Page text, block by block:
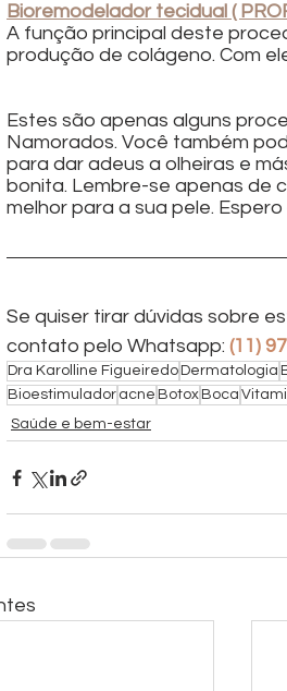
Bioremodelador tecidual (
A função principal deste
produção de colágeno. Com
Estes são apenas alguns
Namorados. Você também
para dar adeus a olheiras e
bonita. Lembre-se apenas de
melhor para a sua pele.
Se quiser tirar dúvidas sobre
contato pelo Whatsapp: (11)
Dra Karolline Figueiredo Dermatologia
Bioestimulador acne Botox Boca
Saúde e bem-estar